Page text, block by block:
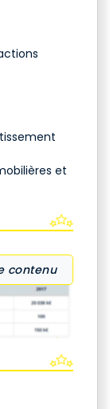
et
contenu